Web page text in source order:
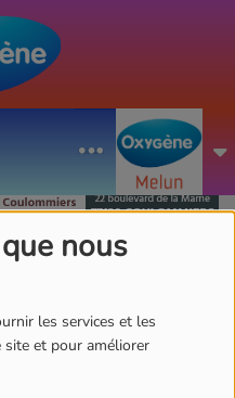
nous
les services et les
et pour améliorer
Pour ou
Paris?